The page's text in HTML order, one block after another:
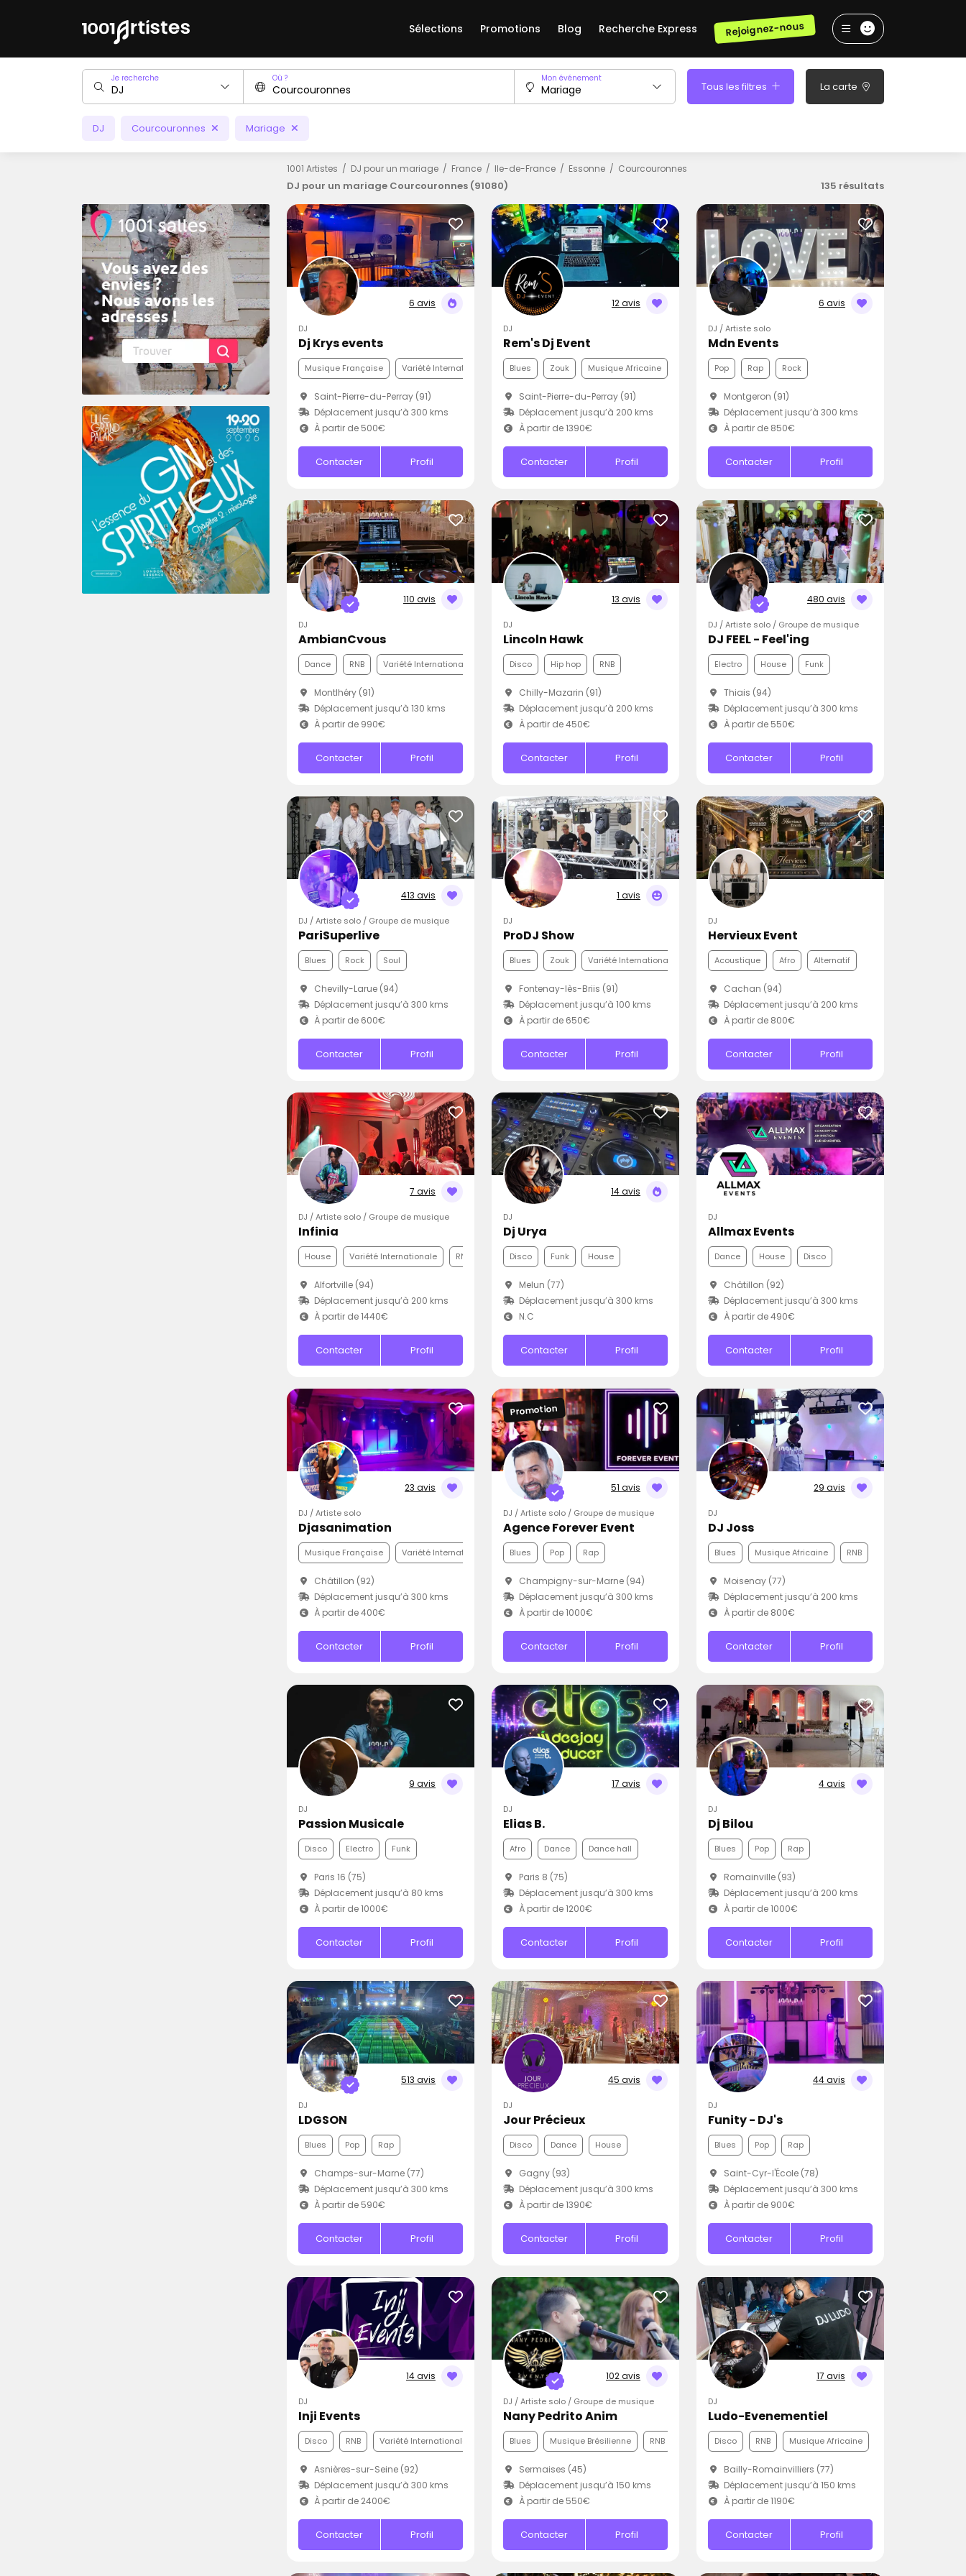
Sélections Promotions Blog Recherche Express Rejoignez-nous
Je recherche Où ? Mon événement
Tous les filtres La carte
DJ Courcouronnes Mariage
1001 Artistes DJ pour un mariage France Ile-de-France Essonne Courcouronnes
DJ pour un mariage Courcouronnes (91080) 135 résultats
6 avis
DJ
Dj Krys events
Musique Française Variété Internationale Funk
Saint-Pierre-du-Perray (91)
Déplacement jusqu’à 300 kms
À partir de 500€
Contacter Profil
12 avis
DJ
Rem's Dj Event
Blues Zouk Musique Africaine
Saint-Pierre-du-Perray (91)
Déplacement jusqu’à 200 kms
À partir de 1390€
Contacter Profil
6 avis
DJ / Artiste solo
Mdn Events
Pop Rap Rock
Montgeron (91)
Déplacement jusqu’à 300 kms
À partir de 850€
Contacter Profil
110 avis
DJ
AmbianCvous
Dance RNB Variété Internationale
Montlhéry (91)
Déplacement jusqu’à 130 kms
À partir de 990€
Contacter Profil
13 avis
DJ
Lincoln Hawk
Disco Hip hop RNB
Chilly-Mazarin (91)
Déplacement jusqu’à 200 kms
À partir de 450€
Contacter Profil
480 avis
DJ / Artiste solo / Groupe de musique
DJ FEEL - Feel'ing
Electro House Funk
Thiais (94)
Déplacement jusqu’à 300 kms
À partir de 550€
Contacter Profil
413 avis
DJ / Artiste solo / Groupe de musique
PariSuperlive
Blues Rock Soul
Chevilly-Larue (94)
Déplacement jusqu’à 300 kms
À partir de 600€
Contacter Profil
1 avis
DJ
ProDJ Show
Blues Zouk Variété Internationale
Fontenay-lès-Briis (91)
Déplacement jusqu’à 100 kms
À partir de 650€
Contacter Profil
DJ
Hervieux Event
Acoustique Afro Alternatif
Cachan (94)
Déplacement jusqu’à 200 kms
À partir de 800€
Contacter Profil
7 avis
DJ / Artiste solo / Groupe de musique
Infinia
House Variété Internationale RNB
Alfortville (94)
Déplacement jusqu’à 200 kms
À partir de 1440€
Contacter Profil
14 avis
DJ
Dj Urya
Disco Funk House
Melun (77)
Déplacement jusqu’à 300 kms
N.C
Contacter Profil
DJ
Allmax Events
Dance House Disco
Châtillon (92)
Déplacement jusqu’à 300 kms
À partir de 490€
Contacter Profil
23 avis
DJ / Artiste solo
Djasanimation
Musique Française Variété Internationale Disco
Châtillon (92)
Déplacement jusqu’à 300 kms
À partir de 400€
Contacter Profil
51 avis
Promotion
DJ / Artiste solo / Groupe de musique
Agence Forever Event
Blues Pop Rap
Champigny-sur-Marne (94)
Déplacement jusqu’à 300 kms
À partir de 1000€
Contacter Profil
29 avis
DJ
DJ Joss
Blues Musique Africaine RNB
Moisenay (77)
Déplacement jusqu’à 200 kms
À partir de 800€
Contacter Profil
9 avis
DJ
Passion Musicale
Disco Electro Funk
Paris 16 (75)
Déplacement jusqu’à 80 kms
À partir de 1000€
Contacter Profil
17 avis
DJ
Elias B.
Afro Dance Dance hall
Paris 8 (75)
Déplacement jusqu’à 300 kms
À partir de 1200€
Contacter Profil
4 avis
DJ
Dj Bilou
Blues Pop Rap
Romainville (93)
Déplacement jusqu’à 200 kms
À partir de 1000€
Contacter Profil
513 avis
DJ
LDGSON
Blues Pop Rap
Champs-sur-Marne (77)
Déplacement jusqu’à 300 kms
À partir de 590€
Contacter Profil
45 avis
DJ
Jour Précieux
Disco Dance House
Gagny (93)
Déplacement jusqu’à 300 kms
À partir de 1390€
Contacter Profil
44 avis
DJ
Funity - DJ's
Blues Pop Rap
Saint-Cyr-l'École (78)
Déplacement jusqu’à 300 kms
À partir de 900€
Contacter Profil
14 avis
DJ
Inji Events
Disco RNB Variété Internationale
Asnières-sur-Seine (92)
Déplacement jusqu’à 300 kms
À partir de 2400€
Contacter Profil
102 avis
DJ / Artiste solo / Groupe de musique
Nany Pedrito Anim
Blues Musique Brésilienne RNB
Sermaises (45)
Déplacement jusqu’à 150 kms
À partir de 550€
Contacter Profil
17 avis
DJ
Ludo-Evenementiel
Disco RNB Musique Africaine
Bailly-Romainvilliers (77)
Déplacement jusqu’à 150 kms
À partir de 1190€
Contacter Profil